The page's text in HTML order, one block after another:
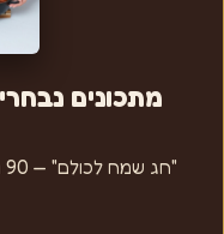
מתכונים